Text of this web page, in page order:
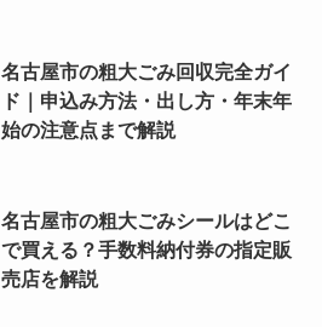
名古屋市の粗大ごみ回収完全ガイ
ド｜申込み方法・出し方・年末年
始の注意点まで解説
名古屋市の粗大ごみシールはどこ
で買える？手数料納付券の指定販
売店を解説